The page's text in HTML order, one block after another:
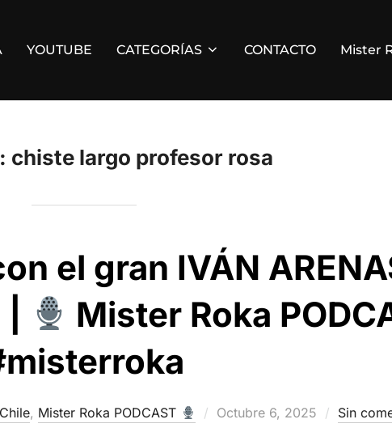
YOUTUBE CATEGORÍAS CONTACTO Mister
chiste largo profesor rosa
el gran IVÁN
Mister Roka
, Mister Roka PODCAST
Publicado
Octubre 6, 2025 Sin